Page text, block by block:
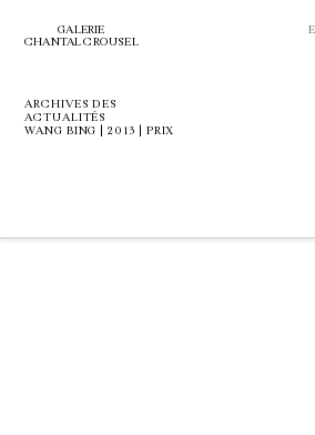
GALERIE
CHANTAL CROUSEL
ARCHIVES DES
ACTUALITÉS
WANG BING | 2013 | PRIX